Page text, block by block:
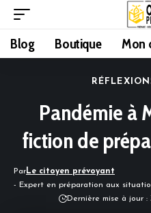
Blog Boutique Mon
Pandémie à
fiction de
ParLe citoyen prévoyant
- Expert en préparation aux
Dernière mise à jour :